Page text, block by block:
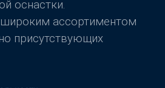
оснастки.
ассортиментом
присутствующих